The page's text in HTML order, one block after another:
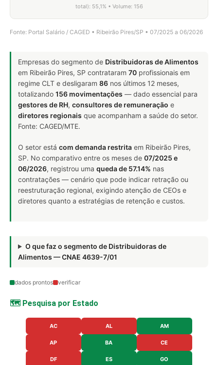
total): 55,1% • Volume: 156
Fonte: Portal Salário / CAGED • Ribeirão Pires/SP • 07/2025 a 06/2026
Empresas do segmento de Distribuidoras de Alimentos
em Ribeirão Pires, SP contrataram 70 profissionais em
regime CLT e desligaram 86 nos últimos 12 meses,
totalizando 156 movimentações — dado essencial para
gestores de RH, consultores de remuneração e
diretores regionais que acompanham a saúde do setor.
Fonte: CAGED/MTE.
O setor está com demanda restrita em Ribeirão Pires,
SP. No comparativo entre os meses de 07/2025 e
06/2026, registrou uma queda de 57.14% nas
contratações — cenário que pode indicar retração ou
reestruturação regional, exigindo atenção de CEOs e
diretores quanto a estratégias de retenção e custos.
O que faz o segmento de Distribuidoras de
Alimentos — CNAE 4639-7/01
dados prontos verificar
🗺️ Pesquisa por Estado
AC AL AM
AP BA CE
DF ES GO